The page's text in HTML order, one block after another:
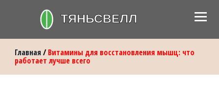
Главная/Витамины для восстановления мышц: что
работает лучше всего